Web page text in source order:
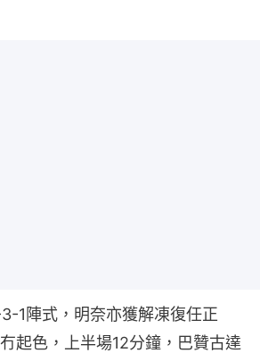
1陣式，明奈亦獲解凍復任正
起色，上半場12分鐘，巴贊古達